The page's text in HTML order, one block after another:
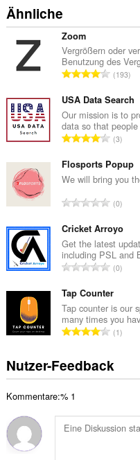
Ähnliche
Zoom
Vergrößern oder
Benutzung des
G
s
a
m
t
B
e
w
e
r
t
u
n
e
n
:
193
USA Data Search
Our mission is to
data so that
G
s
a
t
B
e
w
e
r
t
u
n
e
n
3
Flosports Popup
We will bring you
G
s
a
m
t
B
e
w
e
t
u
e
0
Cricket Arroyo
Get the latest
including PSL and
G
s
a
m
t
B
e
r
t
0
Tap Counter
Tap counter is our
many times you
G
s
a
e
B
1
Nutzer-Feedback
Kommentare:% 1